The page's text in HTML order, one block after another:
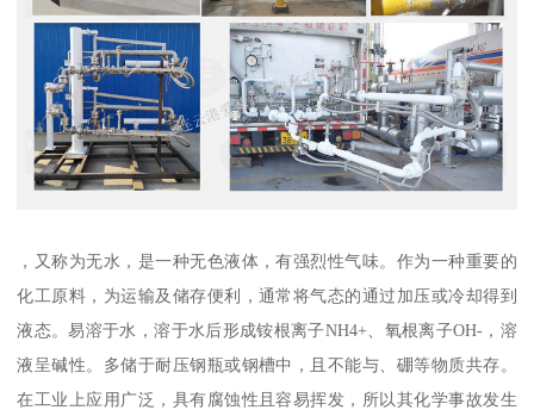
，又称为无水，是一种无色液体，有强烈性气味。作为一种重要的
化工原料，为运输及储存便利，通常将气态的通过加压或冷却得到
液态。易溶于水，溶于水后形成铵根离子NH4+、氧根离子OH-，溶
液呈碱性。多储于耐压钢瓶或钢槽中，且不能与、硼等物质共存。
在工业上应用广泛，具有腐蚀性且容易挥发，所以其化学事故发生